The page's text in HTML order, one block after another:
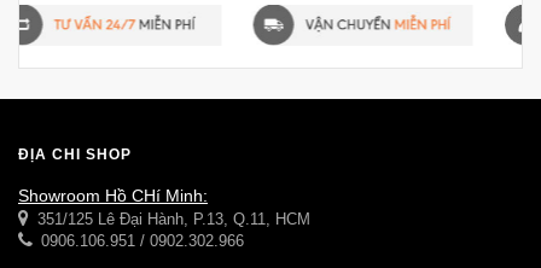
ĐỊA CHỈ SHOP
Showroom Hồ CHí Minh:
351/125 Lê Đại Hành, P.13, Q.11, HCM
0906.106.951 / 0902.302.966